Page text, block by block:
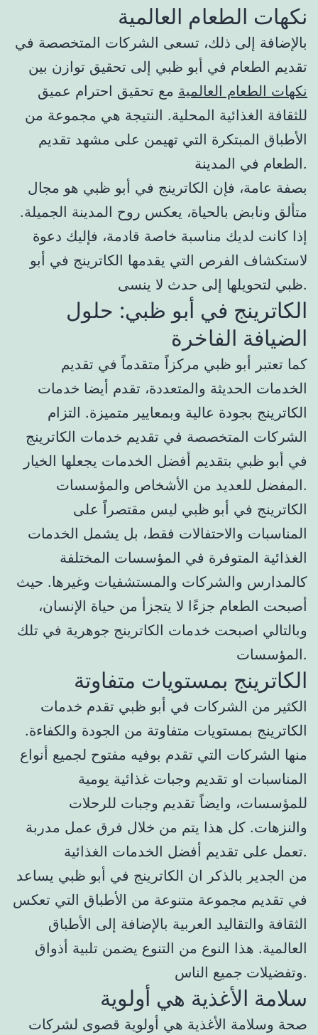
نكهات الطعام العالمية
بالإضافة إلى ذلك، تسعى الشركات المتخصصة في
تقديم الطعام في أبو ظبي إلى تحقيق توازن بين
نكهات الطعام العالمية مع تحقيق احترام عميق
للثقافة الغذائية المحلية. النتيجة هي مجموعة من
الأطباق المبتكرة التي تهيمن على مشهد تقديم
الطعام في المدينة.
بصفة عامة، فإن الكاترينج في أبو ظبي هو مجال
متألق ونابض بالحياة، يعكس روح المدينة الجميلة.
إذا كانت لديك مناسبة خاصة قادمة، فإليك دعوة
لاستكشاف الفرص التي يقدمها الكاترينج في أبو
ظبي لتحويلها إلى حدث لا ينسى.
الكاترينج في أبو ظبي: حلول
الضيافة الفاخرة
كما تعتبر أبو ظبي مركزاً متقدماً في تقديم
الخدمات الحديثة والمتعددة، تقدم أيضا خدمات
الكاترينج بجودة عالية وبمعايير متميزة. التزام
الشركات المتخصصة في تقديم خدمات الكاترينج
في أبو ظبي بتقديم أفضل الخدمات يجعلها الخيار
المفضل للعديد من الأشخاص والمؤسسات.
الكاترينج في أبو ظبي ليس مقتصراً على
المناسبات والاحتفالات فقط، بل يشمل الخدمات
الغذائية المتوفرة في المؤسسات المختلفة
كالمدارس والشركات والمستشفيات وغيرها. حيث
أصبحت الطعام جزءًا لا يتجزأ من حياة الإنسان،
وبالتالي اصبحت خدمات الكاترينج جوهرية في تلك
المؤسسات.
الكاترينج بمستويات متفاوتة
الكثير من الشركات في أبو ظبي تقدم خدمات
الكاترينج بمستويات متفاوتة من الجودة والكفاءة.
منها الشركات التي تقدم بوفيه مفتوح لجميع أنواع
المناسبات او تقديم وجبات غذائية يومية
للمؤسسات، وايضاً تقديم وجبات للرحلات
والنزهات. كل هذا يتم من خلال فرق عمل مدربة
تعمل على تقديم أفضل الخدمات الغذائية.
من الجدير بالذكر ان الكاترينج في أبو ظبي يساعد
في تقديم مجموعة متنوعة من الأطباق التي تعكس
الثقافة والتقاليد العربية بالإضافة إلى الأطباق
العالمية. هذا النوع من التنوع يضمن تلبية أذواق
وتفضيلات جميع الناس.
سلامة الأغذية هي أولوية
صحة وسلامة الأغذية هي أولوية قصوى لشركات